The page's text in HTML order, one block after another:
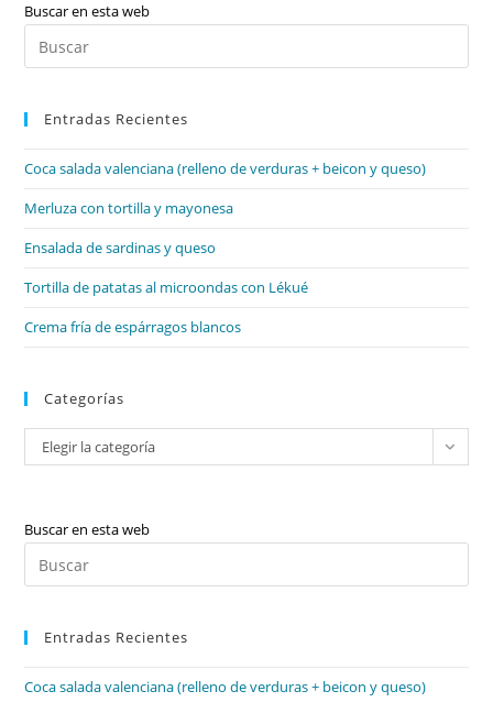
Buscar en esta web
Entradas Recientes
Coca salada valenciana (relleno de verduras + beicon y queso)
Merluza con tortilla y mayonesa
Ensalada de sardinas y queso
Tortilla de patatas al microondas con Lékué
Crema fría de espárragos blancos
Categorías
Categorías
Elegir la categoría
Buscar en esta web
Entradas Recientes
Coca salada valenciana (relleno de verduras + beicon y queso)